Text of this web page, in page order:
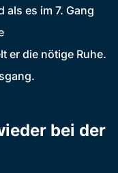
es im 7. Gang
er die nötige Ruhe.
bei der